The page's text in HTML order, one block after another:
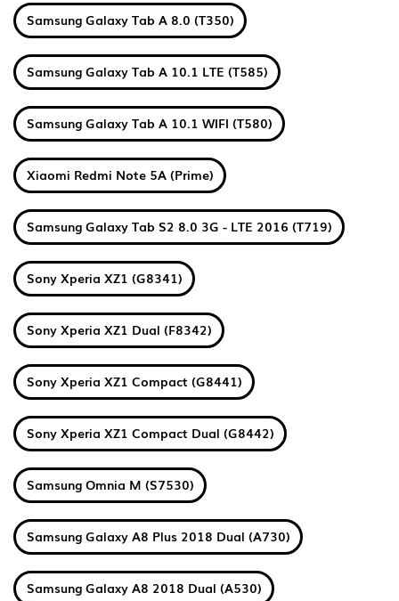
Samsung Galaxy Tab A 8.0 (T350)
Samsung Galaxy Tab A 10.1 LTE (T585)
Samsung Galaxy Tab A 10.1 WIFI (T580)
Xiaomi Redmi Note 5A (Prime)
Samsung Galaxy Tab S2 8.0 3G - LTE 2016 (T719)
Sony Xperia XZ1 (G8341)
Sony Xperia XZ1 Dual (F8342)
Sony Xperia XZ1 Compact (G8441)
Sony Xperia XZ1 Compact Dual (G8442)
Samsung Omnia M (S7530)
Samsung Galaxy A8 Plus 2018 Dual (A730)
Samsung Galaxy A8 2018 Dual (A530)